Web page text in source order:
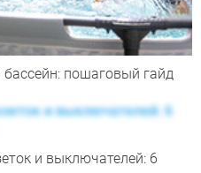
пошаговый гайд
и выключателей: 6